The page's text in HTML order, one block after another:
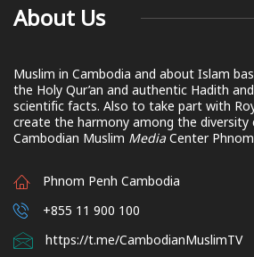
About Us
Muslim in Cambodia and about Islam
the Holy Qur’an and authentic Hadith
scientific facts. Also to take part with
create the harmony among the diversity
Cambodian Muslim Media Center
Phnom Penh Cambodia
+855 11 900 100
https://t.me/CambodianMuslimTV